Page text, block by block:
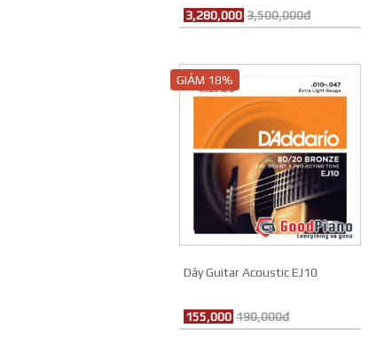
3,280,000 3,500,000đ
GIẢM 18%
Dây Guitar Acoustic EJ10
155,000 190,000đ